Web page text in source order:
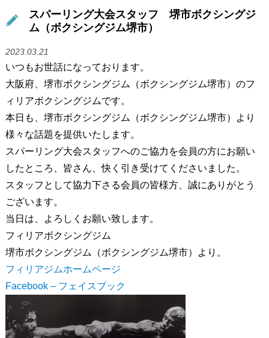
スパーリング大会スタッフ 堺市ボクシングジ
ム（ボクシングジム堺市）
2023.03.21
いつもお世話になっております。
大阪府、堺市ボクシングジム（ボクシングジム堺市）のフ
ィリアボクシングジムです。
本日も、堺市ボクシングジム（ボクシングジム堺市）より
様々な話題を提供いたします。
スパーリング大会スタッフへのご協力を会員の方にお願い
したところ、皆さん、快く引き受けてくださいました。
スタッフとして協力下さる会員の皆様方、誠にありがとう
ございます。
当日は、よろしくお願い致します。
フィリアボクシングジム
堺市ボクシングジム（ボクシングジム堺市）より。
フィリアジムホームページ
Facebook – フェイスブック